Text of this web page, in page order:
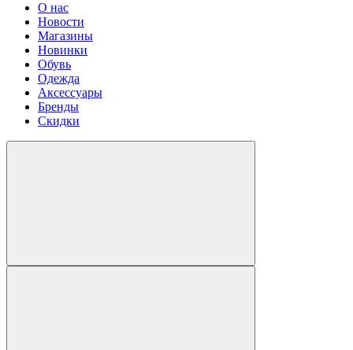
О нас
Новости
Магазины
Новинки
Обувь
Одежда
Аксессуары
Бренды
Скидки